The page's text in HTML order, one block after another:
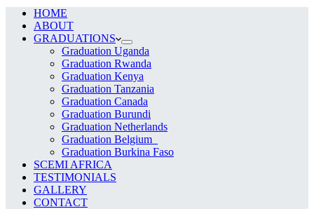
HOME
ABOUT
GRADUATIONS
Graduation Uganda
Graduation Rwanda
Graduation Kenya
Graduation Tanzania
Graduation Canada
Graduation Burundi
Graduation Netherlands
Graduation Belgium
Graduation Burkina Faso
SCEMI AFRICA
TESTIMONIALS
GALLERY
CONTACT